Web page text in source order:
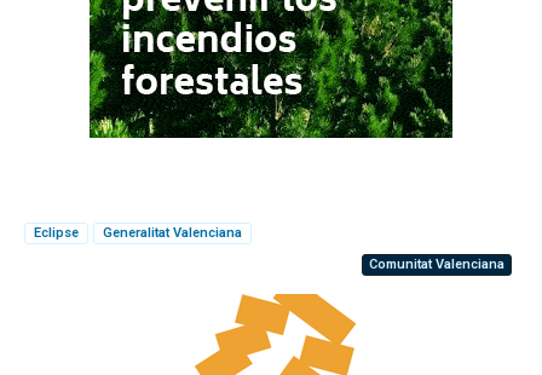
Eclipse
Generalitat Valenciana
Comunitat Valenciana